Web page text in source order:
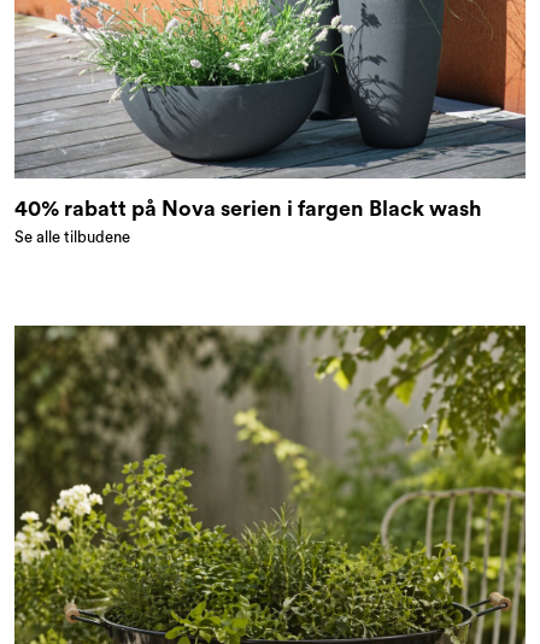
40% rabatt på Nova serien i fargen Black wash
Se alle tilbudene